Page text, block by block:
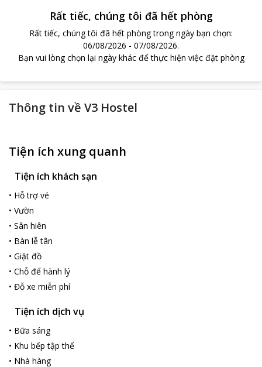
Rất tiếc, chúng tôi đã hết phòng
Rất tiếc, chúng tôi đã hết phòng trong ngày bạn chọn:
06/08/2026 - 07/08/2026.
Bạn vui lòng chọn lại ngày khác để thực hiện việc đặt phòng
Thông tin về V3 Hostel
Tiện ích xung quanh
Tiện ích khách sạn
• Hỗ trợ vé
• Vườn
• Sân hiên
• Bàn lễ tân
• Giặt đồ
• Chỗ để hành lý
• Đỗ xe miễn phí
Tiện ích dịch vụ
• Bữa sáng
• Khu bếp tập thể
• Nhà hàng